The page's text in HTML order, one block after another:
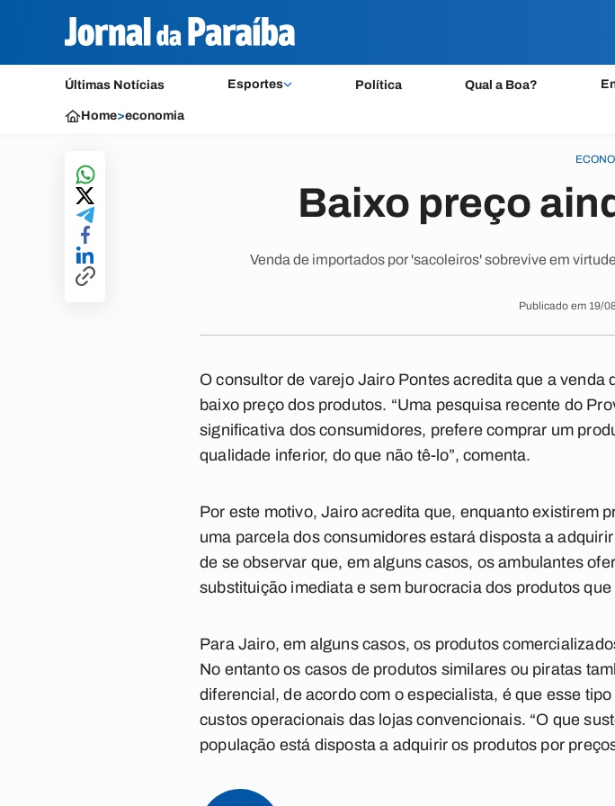
Últimas Notícias Esportes Política Qual a Boa?
Home>economia
Baixo preço
Venda de importados por 'sacoleiros' sobrevive em
Publicado em 19/
O consultor de varejo Jairo Pontes acredita que a
baixo preço dos produtos. “Uma pesquisa recente do
significativa dos consumidores, prefere comprar um
qualidade inferior, do que não tê-lo”, comenta.
Por este motivo, Jairo acredita que, enquanto existirem
uma parcela dos consumidores estará disposta a
de se observar que, em alguns casos, os ambulantes
substituição imediata e sem burocracia dos produtos
Para Jairo, em alguns casos, os produtos
No entanto os casos de produtos similares ou piratas
diferencial, de acordo com o especialista, é que esse
custos operacionais das lojas convencionais. “O que
população está disposta a adquirir os produtos por